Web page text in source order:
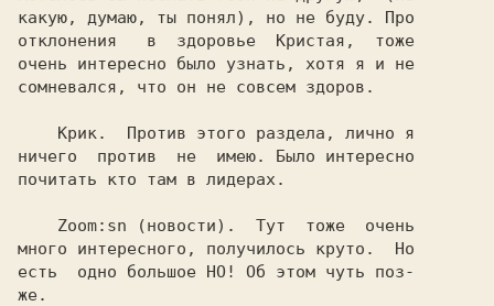
какую, думаю, ты понял), но не буду. Про
отклонения   в  здоровье  Кристая,  тоже
очень интересно было узнать, хотя я и не
сомневался, что он не совсем здоров.
ничего  против  не  имею. Было интересно
почитать кто там в лидерах.
много интересного, получилось круто.  Но
есть  одно большое НО! Об этом чуть поз-
же.